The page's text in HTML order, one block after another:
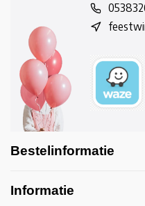
Bestelinformatie
Informatie